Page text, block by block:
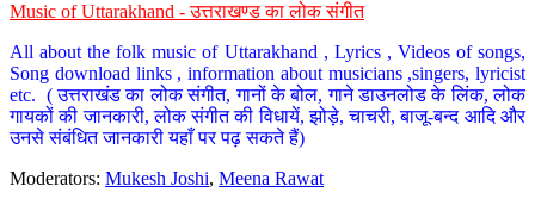
Music of Uttarakhand - उत्तराखण्ड का लोक संगीत
All about the folk music of Uttarakhand , Lyrics , Videos of songs,
Song download links , information about musicians ,singers, lyricist
etc. ( उत्तराखंड का लोक संगीत, गानों के बोल, गाने डाउनलोड के लिंक, लोक
गायकों की जानकारी, लोक संगीत की विधायें, झोड़े, चाचरी, बाजू-बन्द आदि और
उनसे संबंधित जानकारी यहाँ पर पढ़ सकते हैं)
Moderators: Mukesh Joshi, Meena Rawat